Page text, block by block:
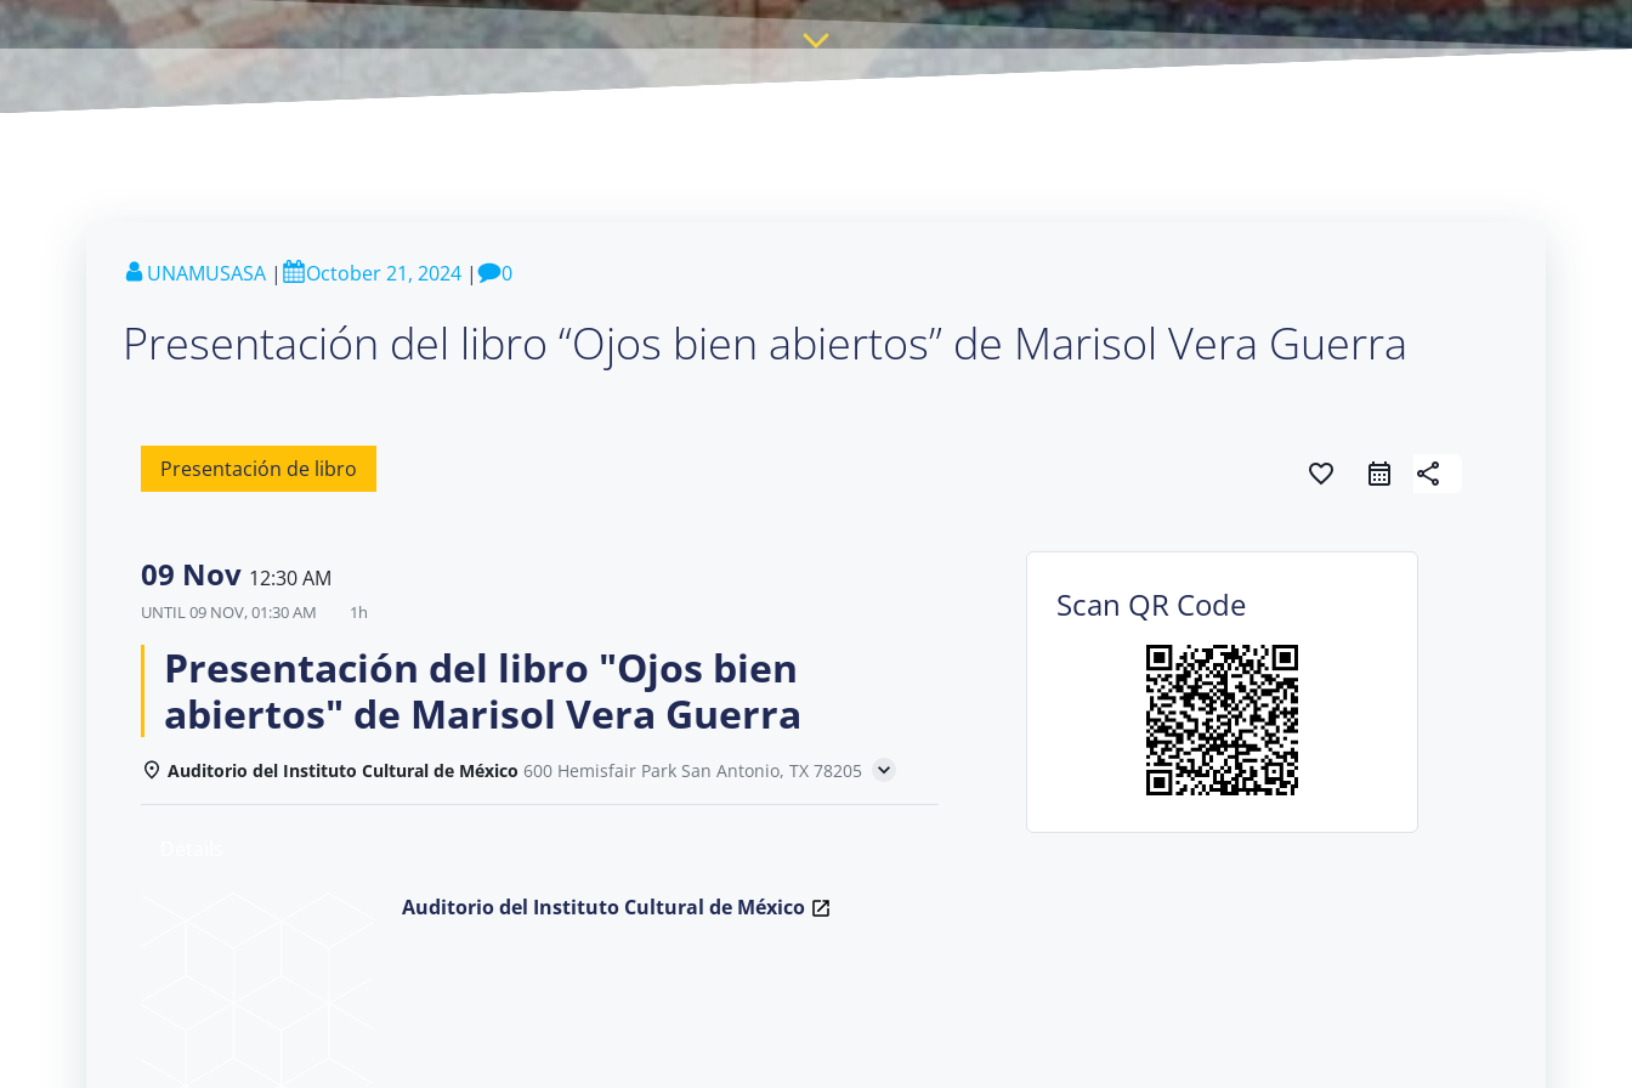
UNAMUSASA | October 21, 2024 | 0
Presentación del libro “Ojos bien abiertos” de Marisol Vera Guerra
Presentación de libro favorite_border share
09 Nov 12:30 AM
UNTIL09 NOV, 01:30 AM 1h
Presentación del libro "Ojos bien
abiertos" de Marisol Vera Guerra
Auditorio del Instituto Cultural de México 600 Hemisfair Park San Antonio, TX 78205
Auditorio del Instituto Cultural de México
Scan QR Code